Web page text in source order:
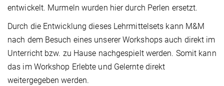
entwickelt. Murmeln wurden hier durch Perlen ersetzt.
Durch die Entwicklung dieses Lehrmittelsets kann M&M
nach dem Besuch eines unserer Workshops auch direkt im
Unterricht bzw. zu Hause nachgespielt werden. Somit kann
das im Workshop Erlebte und Gelernte direkt
weitergegeben werden.